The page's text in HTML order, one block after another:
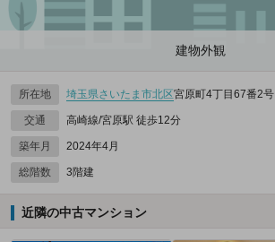
建物外観
所在地 埼玉県さいたま市北区宮原町4丁目67番2号
交通 高崎線/宮原駅 徒歩12分
築年月 2024年4月
総階数 3階建
近隣の中古マンション